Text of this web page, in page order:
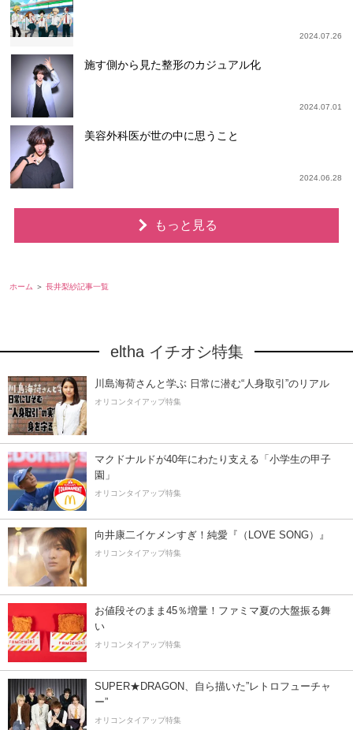
2024.07.26
施す側から見た整形のカジュアル化
2024.07.01
美容外科医が世の中に思うこと
2024.06.28
もっと見る
ホーム 長井梨紗記事一覧
eltha イチオシ特集
川島海荷さんと学ぶ 日常に潜む“人身取引”のリアル
オリコンタイアップ特集
マクドナルドが40年にわたり支える「小学生の甲子
園」
オリコンタイアップ特集
向井康二イケメンすぎ！純愛『（LOVE SONG）』
オリコンタイアップ特集
お値段そのまま45％増量！ファミマ夏の大盤振る舞
い
オリコンタイアップ特集
SUPER★DRAGON、自ら描いた”レトロフューチャ
ー”
オリコンタイアップ特集